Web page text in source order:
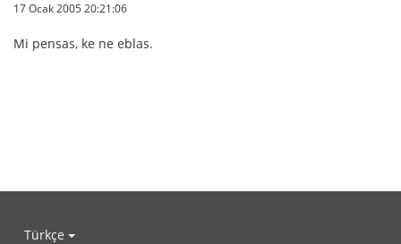
17 Ocak 2005 20:21:06
Mi pensas, ke ne eblas.
Türkçe